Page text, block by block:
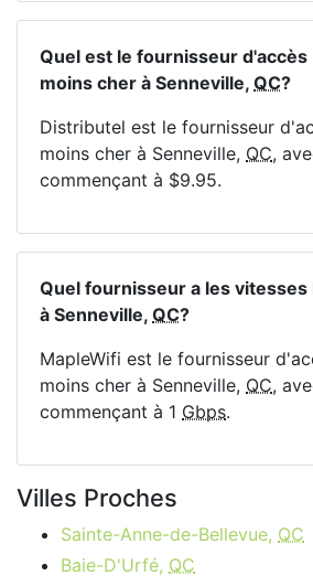
Quel est le fournisseur d'accès
moins cher à Senneville, QC?
Distributel est le fournisseur
moins cher à Senneville, QC,
commençant à $9.95.
Quel fournisseur a les vitesses
à Senneville, QC?
MapleWifi est le fournisseur
moins cher à Senneville, QC,
commençant à 1 Gbps.
Villes Proches
Sainte-Anne-de-Bellevue, QC
Baie-D'Urfé, QC